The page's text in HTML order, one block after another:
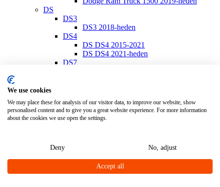
DS
DS3
DS3 2018-heden
DS4
DS DS4 2015-2021
DS DS4 2021-heden
DS7
Ferrari California T 2014-2017
Ferrari Portofino
Ferrari Portofino 2018-heden
Fiat 500/500 C 2007-heden
Fiat 500E 2020-heden
Fiat 500L 2013-heden
We use cookies
We may place these for analysis of our visitor data, to improve our website, show
personalised content and to give you a great website experience. For more information
about the cookies we use open the settings.
Deny No, adjust
Accept all